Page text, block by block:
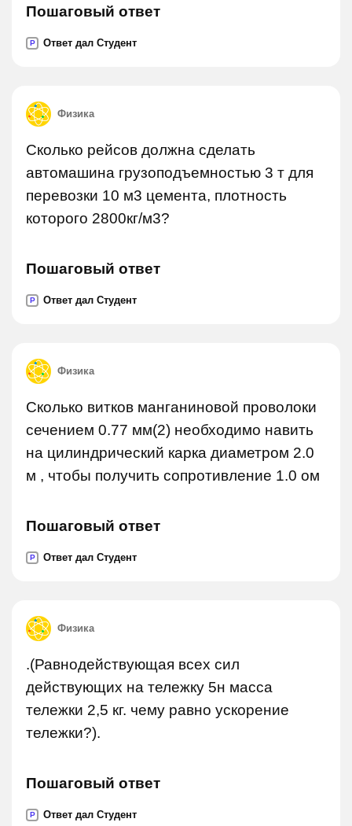
Пошаговый ответ
P Ответ дал Студент
Физика
Сколько рейсов должна сделать
автомашина грузоподъемностью 3 т для
перевозки 10 м3 цемента, плотность
которого 2800кг/м3?
Пошаговый ответ
P Ответ дал Студент
Физика
Сколько витков манганиновой проволоки
сечением 0.77 мм(2) необходимо навить
на цилиндрический карка диаметром 2.0
м , чтобы получить сопротивление 1.0 ом
Пошаговый ответ
P Ответ дал Студент
Физика
.(Равнодействующая всех сил
действующих на тележку 5н масса
тележки 2,5 кг. чему равно ускорение
тележки?).
Пошаговый ответ
P Ответ дал Студент